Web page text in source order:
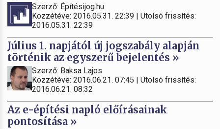
Szerző: Építésijog.hu
Közzétéve: 2016.05.31. 22:39 | Utolsó frissítés:
2016.05.31. 22:39
Július 1. napjától új jogszabály alapján
történik az egyszerű bejelentés »
Szerző: Baksa Lajos
Közzétéve: 2016.06.21. 07:45 | Utolsó frissítés:
2016.06.21. 08:32
Az e-építési napló előírásainak
pontosítása »